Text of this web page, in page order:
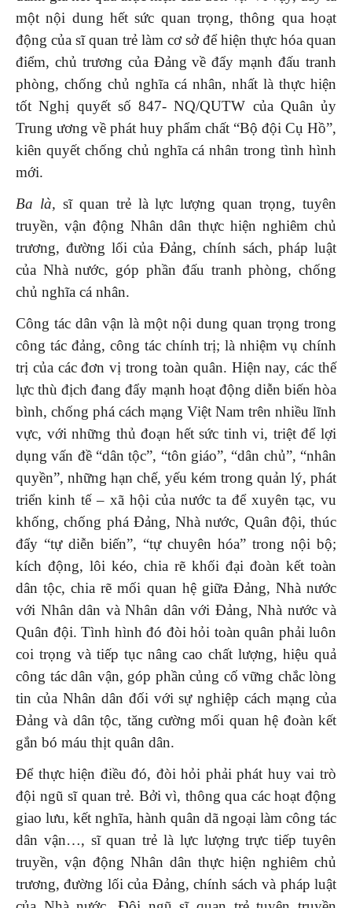
một nội dung hết sức quan trọng, thông qua hoạt
động của sĩ quan trẻ làm cơ sở để hiện thực hóa quan
điểm, chủ trương của Đảng về đẩy mạnh đấu tranh
phòng, chống chủ nghĩa cá nhân, nhất là thực hiện
tốt Nghị quyết số 847- NQ/QUTW của Quân ủy
Trung ương về phát huy phẩm chất “Bộ đội Cụ Hồ”,
kiên quyết chống chủ nghĩa cá nhân trong tình hình
mới.
Ba là, sĩ quan trẻ là lực lượng quan trọng, tuyên
truyền, vận động Nhân dân thực hiện nghiêm chủ
trương, đường lối của Đảng, chính sách, pháp luật
của Nhà nước, góp phần đấu tranh phòng, chống
chủ nghĩa cá nhân.
Công tác dân vận là một nội dung quan trọng trong
công tác đảng, công tác chính trị; là nhiệm vụ chính
trị của các đơn vị trong toàn quân. Hiện nay, các thế
lực thù địch đang đẩy mạnh hoạt động diễn biến hòa
bình, chống phá cách mạng Việt Nam trên nhiều lĩnh
vực, với những thủ đoạn hết sức tinh vi, triệt để lợi
dụng vấn đề “dân tộc”, “tôn giáo”, “dân chủ”, “nhân
quyền”, những hạn chế, yếu kém trong quản lý, phát
triển kinh tế – xã hội của nước ta để xuyên tạc, vu
khống, chống phá Đảng, Nhà nước, Quân đội, thúc
đẩy “tự diễn biến”, “tự chuyên hóa” trong nội bộ;
kích động, lôi kéo, chia rẽ khối đại đoàn kết toàn
dân tộc, chia rẽ mối quan hệ giữa Đảng, Nhà nước
với Nhân dân và Nhân dân với Đảng, Nhà nước và
Quân đội. Tình hình đó đòi hỏi toàn quân phải luôn
coi trọng và tiếp tục nâng cao chất lượng, hiệu quả
công tác dân vận, góp phần củng cố vững chắc lòng
tin của Nhân dân đối với sự nghiệp cách mạng của
Đảng và dân tộc, tăng cường mối quan hệ đoàn kết
gắn bó máu thịt quân dân.
Để thực hiện điều đó, đòi hỏi phải phát huy vai trò
đội ngũ sĩ quan trẻ. Bởi vì, thông qua các hoạt động
giao lưu, kết nghĩa, hành quân dã ngoại làm công tác
dân vận…, sĩ quan trẻ là lực lượng trực tiếp tuyên
truyền, vận động Nhân dân thực hiện nghiêm chủ
trương, đường lối của Đảng, chính sách và pháp luật